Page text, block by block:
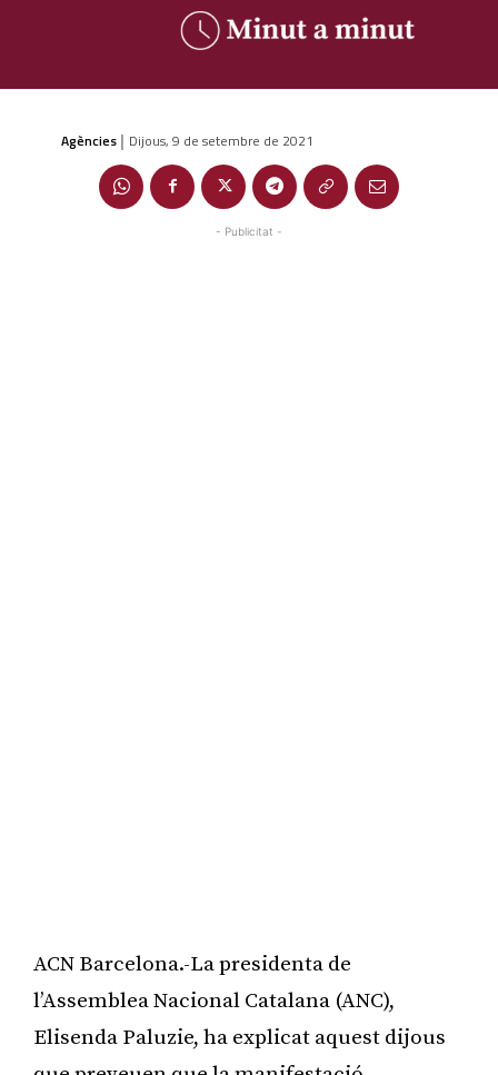
Agències | Dijous, 9 de setembre de 2021
- Publicitat -
ACN Barcelona.-La presidenta de
l’Assemblea Nacional Catalana (ANC),
Elisenda Paluzie, ha explicat aquest dijous